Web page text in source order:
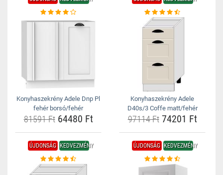
Konyhaszekrény Adele Dnp Pl
fehér borsó/fehér
81591 Ft64480 Ft
Konyhaszekrény Adele
D40s/3 Coffe matt/fehér
97114 Ft74201 Ft
ÚJDONSÁG KEDVEZMÉNY ÚJDONSÁG KEDVEZMÉNY